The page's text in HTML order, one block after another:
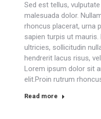
Sed est tellus,
malesuada dolor.
rhoncus placerat, urna
sapien turpis ut
ultricies, sollicitudin
hendrerit lacus risus,
Lorem ipsum dolor sit
elit.Proin rutrum
Read more